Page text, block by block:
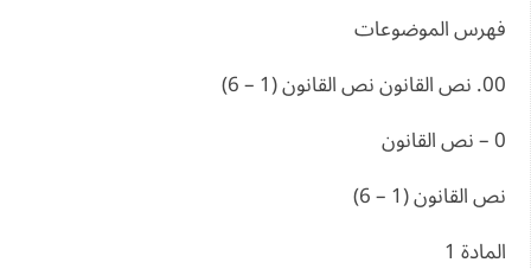
فهرس الموضوعات
00. نص القانون نص القانون (1 – 6)
0 – نص القانون
نص القانون (1 – 6)
المادة 1